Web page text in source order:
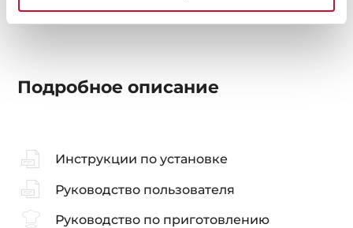
Подробное описание
Инструкции по установке
Руководство пользователя
Руководство по приготовлению